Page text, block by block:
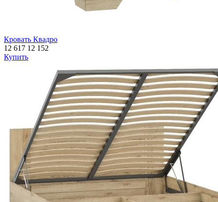
Кровать Квадро
12 617 12 152
Купить